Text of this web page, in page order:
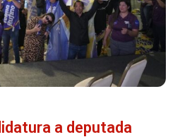
a deputada